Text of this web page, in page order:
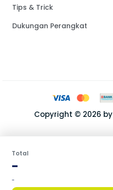
Total
-
-
Tips & Trick
Dukungan Perangkat
Copyright © 2026 by